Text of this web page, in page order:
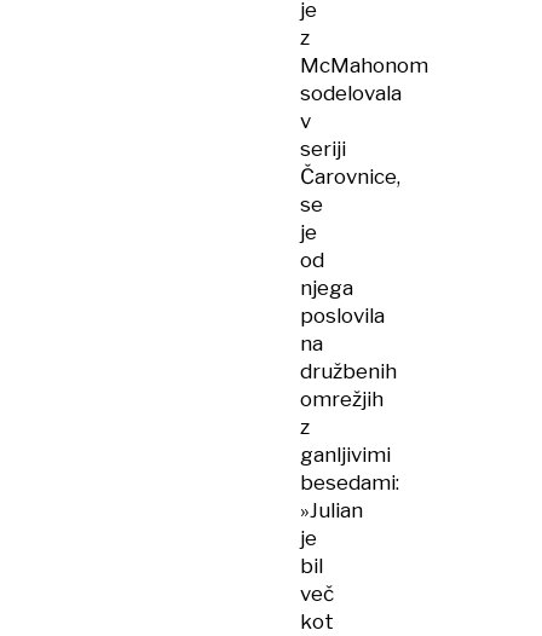
je
z
McMahonom
sodelovala
v
seriji
Čarovnice,
se
je
od
njega
poslovila
na
družbenih
omrežjih
z
ganljivimi
besedami:
»Julian
je
bil
več
kot